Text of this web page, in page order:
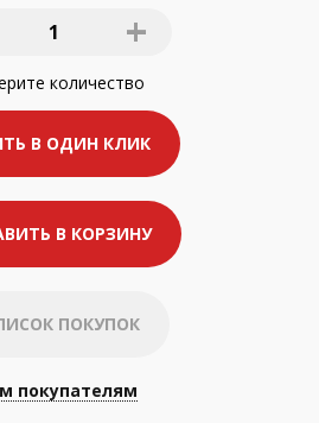
1 +
количество
В ОДИН КЛИК
В КОРЗИНУ
ПОКУПОК
покупателям